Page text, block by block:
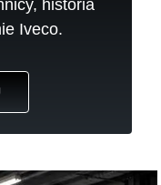
historia
Iveco.